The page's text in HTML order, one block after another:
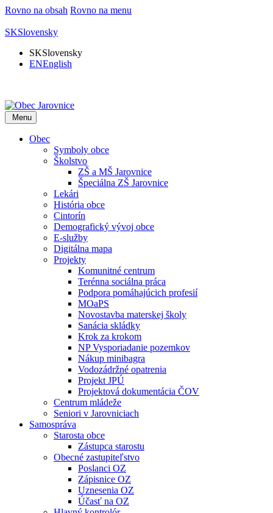
Rovno na obsah Rovno na menu
SKSlovensky
SKSlovensky
ENEnglish
Menu
Obec
Symboly obce
Školstvo
ZŠ a MŠ Jarovnice
Špeciálna ZŠ Jarovnice
Lekári
História obce
Cintorín
Demografický vývoj obce
E-služby
Digitálna mapa
Projekty
Komunitné centrum
Terénna sociálna práca
Podpora pomáhajúcich profesií
MOaPS
Novostavba materskej školy
Sanácia skládky
Krok za krokom
NP Vysporiadanie pozemkov
Nákup minibagra
Vodozádržné opatrenia
Projekt JPÚ
Projektová dokumentácia ČOV
Centrum mládeže
Seniori v Jarovniciach
Samospráva
Starosta obce
Zástupca starostu
Obecné zastupiteľstvo
Poslanci OZ
Zápisnice OZ
Uznesenia OZ
Účasť na OZ